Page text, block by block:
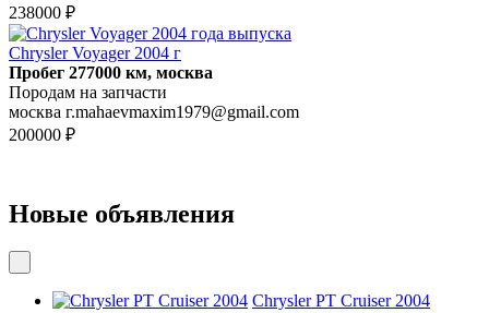
238000 ₽
Chrysler Voyager 2004 г
Пробег 277000 км, москва
Породам на запчасти
москва г.mahaevmaxim1979@gmail.com
200000 ₽
Новые объявления
Chrysler PT Cruiser 2004